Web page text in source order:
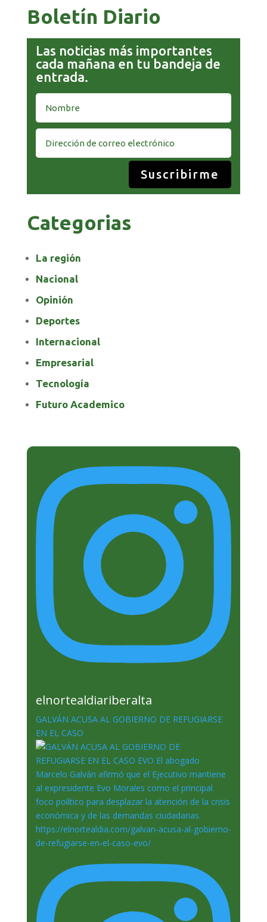
Boletín Diario
Las noticias más importantes
cada mañana en tu bandeja de
entrada.
Suscribirme
Categorias
La región
Nacional
Opinión
Deportes
Internacional
Empresarial
Tecnología
Futuro Academico
elnortealdiariberalta
GALVÁN ACUSA AL GOBIERNO DE REFUGIARSE
EN EL CASO